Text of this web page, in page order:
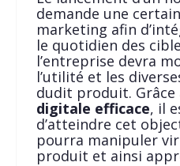
demande une
marketing afin
le quotidien des
l’entreprise devra
l’utilité et les
dudit produit. Grâce
digitale efficace, il
d’atteindre cet
pourra manipuler
produit et ainsi